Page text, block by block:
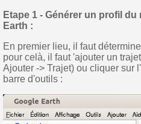
Etape 1 - Générer un profil
Earth :
En premier lieu, il faut
pour celà, il faut 'ajouter un
Ajouter -> Trajet) ou cliquer sur
barre d'outils :